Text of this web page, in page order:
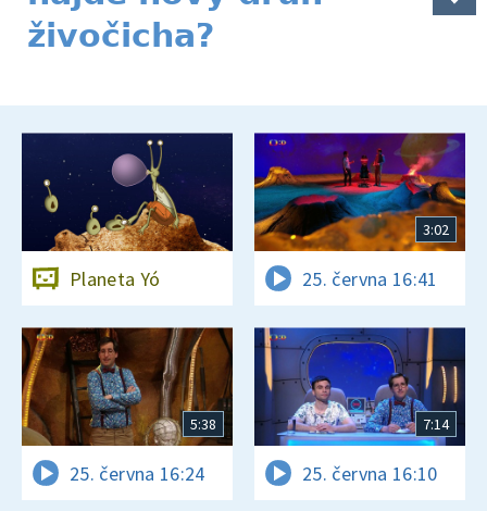
živočicha?
Planeta Yó
3:02
25. června 16:41
5:38
25. června 16:24
7:14
25. června 16:10